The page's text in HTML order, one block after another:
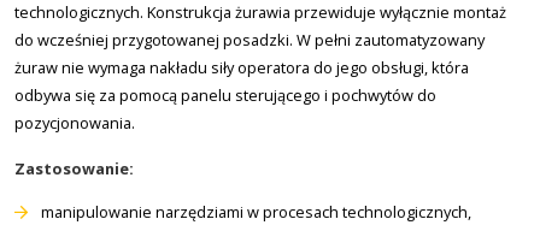
technologicznych. Konstrukcja żurawia przewiduje wyłącznie montaż
do wcześniej przygotowanej posadzki. W pełni zautomatyzowany
żuraw nie wymaga nakładu siły operatora do jego obsługi, która
odbywa się za pomocą panelu sterującego i pochwytów do
pozycjonowania.
Zastosowanie:
manipulowanie narzędziami w procesach technologicznych,